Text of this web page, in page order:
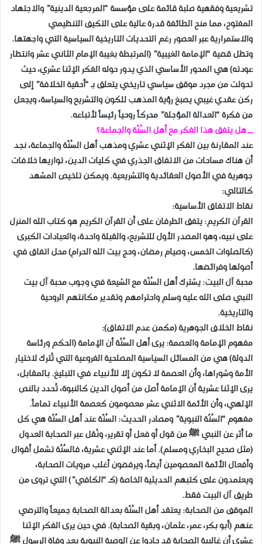
تشريعية وفقهية صلبة قائمة على مؤسسة “المرجعية الدينية” والاجتهاد
المفتوح، مما منح الطائفة قدرة عالية على التكيف التنظيمي
والاستمرارية عبر العصور رغم التحديات التاريخية السياسية التي واجهتها.
​وتظل قضية “الإمامة الغيبية” (المرتبطة بغيبة الإمام الثاني عشر وانتظار
عودته) هي المحور الأساسي الذي يدور حوله الفكر الإثنا عشري، حيث
تحولت من مجرد موقف سياسي تاريخي يتعلق بـ “أحقية الخلافة” إلى
ركن عقدي غيبي يصبغ رؤية المذهب للكون والتشريع والسياسة، ويجعل
من فكرة “العدالة المؤجلة” محركاً روحياً رئيساً لأتباعه.
​_ هل يتفق هذا الفكر مع أهل السُنّة والجماعة؟
​عند المقارنة بين الفكر الإثني عشري ومذهب أهل السُنّة والجماعة، نجد
أن هناك مساحات من الاتفاق الجذري في كليات الدين، توازيها خلافات
جوهرية في الأصول العقائدية والتشريعية. ويمكن تلخيص المشهد
كالتالي:
​نقاط الاتفاق الأساسية:
​القرآن الكريم: يتفق الطرفان على أن القرآن الكريم هو كتاب الله المنزل
على نبيه، وهو المصدر الأول للتشريع، والقبلة واحدة، والعبادات الكبرى
(كالصلوات الخمس، وصيام رمضان، وحج بيت الله الحرام) محل اتفاق في
أصولها وفرائضها.
​محبة آل البيت: يشترك أهل السُنّة مع الشيعة في وجوب محبة آل بيت
النبي صلى الله عليه وسلم واحترامهم وتقدير مكانتهم الروحية
والتاريخية.
​نقاط الخلاف الجوهرية (مكمن عدم الاتفاق):
​مفهوم الإمامة والعصمة: يرى أهل السُنّة أن الإمامة (الحكم ورئاسة
الدولة) هي من المسائل السياسية المصلحية الفروعية التي تُترك لاختيار
الأمة وشوراها، وأن العصمة لا تكون إلا للأنبياء في التبليغ. بالمقابل،
يرى الإثنا عشرية أن الإمامة أصل من أصول الدين كالنبوة، تُحدد بالنص
الإلهي، وأن الأئمة الاثني عشر معصومون كعصمة الأنبياء تماماً.
​مفهوم “السُنّة النبوية” ومصادر الحديث: السُنّة عند أهل السُنّة هي كل
ما أُثر عن النبي ﷺ من قول أو فعل أو تقرير، ونُقل عبر الصحابة العدول
(مثل صحيح البخاري ومسلم). أما عند الإثني عشرية، فالسُنّة تشمل أقوال
وأفعال الأئمة المعصومين أيضاً، ويرفضون أغلب مرويات الصحابة،
ويعتمدون على كتبهم الحديثية الخاصة (كـ “الكافي”) التي تروى من
طريق آل البيت فقط.
​الموقف من الصحابة: يعتقد أهل السُنّة بعدالة الصحابة جميعاً والترضي
عنهم (أبو بكر، عمر، عثمان، وبقية الصحابة). في حين يرى الفكر الإثنا
عشري أن غالبية الصحابة قد حادوا عن الوصية النبوية بعد وفاة الرسول ﷺ